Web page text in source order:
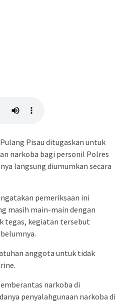
Pisau ditugaskan untuk
narkoba bagi personil Polres
langsung diumumkan secara
pemeriksaan ini
masih main-main dengan
tegas, kegiatan tersebut
anggota untuk tidak
narkoba di
penyalahgunaan narkoba di